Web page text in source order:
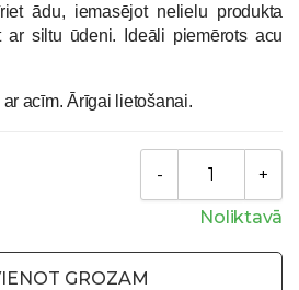
ādu, iemasējot nelielu produkta
ar siltu ūdeni. Ideāli piemērots acu
acīm. Ārīgai lietošanai.
Noliktavā
GROZAM